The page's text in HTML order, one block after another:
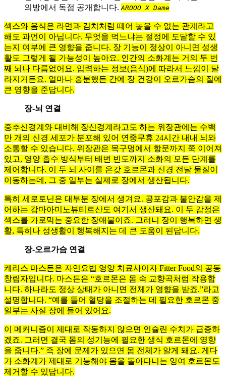
의방에서 독점 공개합니다. AROOO X Dame
섹스와 음식은 라면과 김치처럼 떼어 놓을 수 없는 관계라고
해도 과언이 아닙니다. 무엇을 먹느냐는 절정에 도달할 수 있
는지 여부에 큰 영향을 줍니다. 장 기능이 정상이 아니면 성생
활도 그렇게 될 가능성이 높아요. 인간의 소화계는 거의 두 번
째 뇌나 다름없어요. 입력하는 정보(음식)에 따라서 느낌이 달
라지거든요. 얼마나 흥분했든 간에 장 건강이 오르가슴의 질에
큰 영향을 준답니다.
장-뇌 연결
중추신경계와 대비해 장신경계라고도 하는 위장관에는 수백
만 개의 신경 세포가 분포해 있어 연중무휴 24시간 내내 뇌와
소통할 수 있습니다. 위장관은 목구멍에서 항문까지 쭉 이어져
있고, 영양 흡수 방식부터 배변 빈도까지 소화의 모든 단계를
제어합니다. 이 두 뇌 사이를 온갖 호르몬과 신경 전달 물질이
이동하는데, 그 중 일부는 실제로 장에서 생산됩니다.
특히 세로토닌은 대부분 장에서 생겨요. 공포감과 불안감을 제
어하는 감마아미노뷰티르산도 여기서 생산돼요. 이 두 감정은
섹스를 가로막는 중요한 장애물이죠. 그러니 장이 행복하면 생
활, 특히나 성생활이 행복해지는 데 큰 도움이 된답니다.
장-오르가슴 연결
케리스 마스든은 자연요법 영양 치료사이자 Fitter Food의 공동
창립자입니다. 마스든은 “호르몬은 몸 속 교향곡처럼 작용합
니다. 하나라도 정상 상태가 아니면 전체가 영향을 받죠.”라고
설명합니다. “예를 들어 혈당을 조절하는 데 필요한 호르몬 중
일부는 사실 장에 들어 있어요.
이 메커니즘이 제대로 작동하지 않으면 인슐린 수치가 급증하
겠죠. 그러면 결국 몸의 성기능에 필요한 생식 호르몬에 영향
을 줍니다.” 즉 장에 문제가 있으면 몸 전체가 알게 돼요. 게다
가 소화계가 제대로 기능해야 몸을 돌아다니는 잉여 호르몬도
제거할 수 있답니다.